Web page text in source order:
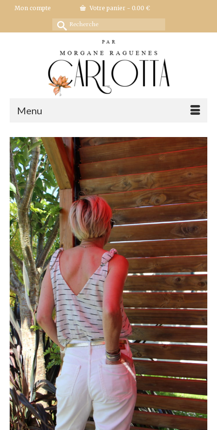
Mon compte Votre panier - 0.00 €
Rechercher :
Menu